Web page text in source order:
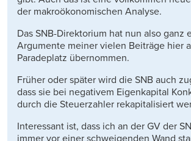
der makroökonomischen Analyse.
Das SNB-Direktorium hat nun also ganz
Argumente meiner vielen Beiträge hier
Paradeplatz übernommen.
Früher oder später wird die SNB auch
dass sie bei negativem Eigenkapital
durch die Steuerzahler rekapitalisiert
Interessant ist, dass ich an der GV der
immer vor einer schweigenden Wand